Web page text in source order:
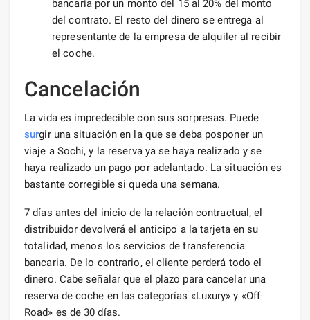
bancaria por un monto del 15 al 20% del monto
del contrato. El resto del dinero se entrega al
representante de la empresa de alquiler al recibir
el coche.
Cancelación
La vida es impredecible con sus sorpresas. Puede
surgir una situación en la que se deba posponer un
viaje a Sochi, y la reserva ya se haya realizado y se
haya realizado un pago por adelantado. La situación es
bastante corregible si queda una semana.
7 días antes del inicio de la relación contractual, el
distribuidor devolverá el anticipo a la tarjeta en su
totalidad, menos los servicios de transferencia
bancaria. De lo contrario, el cliente perderá todo el
dinero. Cabe señalar que el plazo para cancelar una
reserva de coche en las categorías «Luxury» y «Off-
Road» es de 30 días.